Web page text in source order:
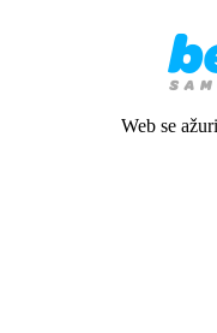
Web se